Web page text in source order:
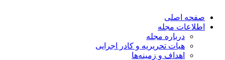
صفحه اصلی
اطلاعات مجله
درباره مجله
هیات تحریریه و کادر اجرایی
اهداف و زمینه‌ها